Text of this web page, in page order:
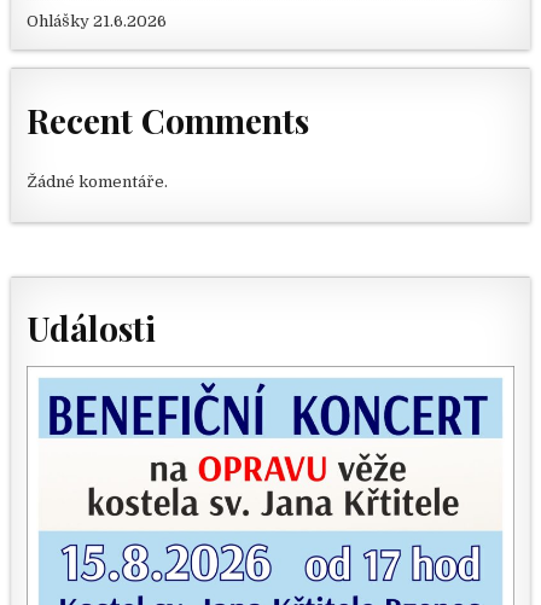
Ohlášky 21.6.2026
Recent Comments
Žádné komentáře.
Události